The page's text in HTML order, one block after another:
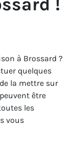
!
à Brossard ?
quelques
la mettre sur
être
les
vous